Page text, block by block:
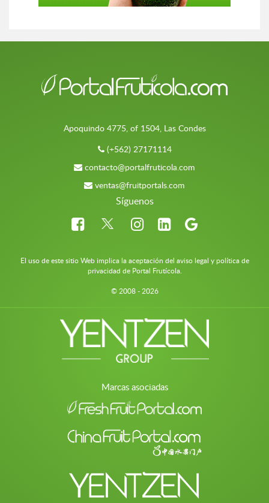
Apoquindo 4775, of 1504, Las Condes
(+562) 27171114
contacto@portalfruticola.com
ventas@fruitportals.com
Síguenos
El uso de este sitio Web implica la aceptación del aviso legal y política de
privacidad de Portal Frutícola.
© 2008 - 2026
Marcas asociadas